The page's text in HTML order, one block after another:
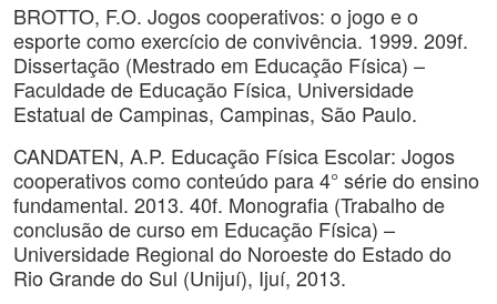
BROTTO, F.O. Jogos cooperativos: o jogo e o
esporte como exercício de convivência. 1999. 209f.
Dissertação (Mestrado em Educação Física) –
Faculdade de Educação Física, Universidade
Estatual de Campinas, Campinas, São Paulo.
CANDATEN, A.P. Educação Física Escolar: Jogos
cooperativos como conteúdo para 4° série do ensino
fundamental. 2013. 40f. Monografia (Trabalho de
conclusão de curso em Educação Física) –
Universidade Regional do Noroeste do Estado do
Rio Grande do Sul (Unijuí), Ijuí, 2013.